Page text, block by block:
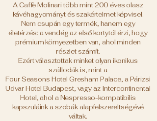
A Caffè Molinari több mint 200 éves olasz
kávéhagyományt és szakértelmet képvisel.
Nem csupán egy termék, hanem egy
életérzés: a vendég az első kortytól érzi, hogy
prémium környezetben van, ahol minden
részlet számít.
Ezért választottak minket olyan ikonikus
szállodák is, mint a
Four Seasons Hotel Gresham Palace, a Párizsi
Udvar Hotel Budapest, vagy az Intercontinental
Hotel, ahol a Nespresso-kompatibilis
kapszuláink a szobák alapfelszereltségévé
váltak.